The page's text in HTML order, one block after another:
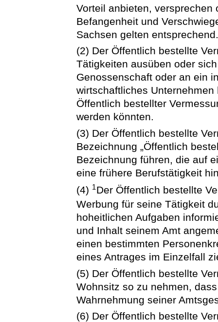
Vorteil anbieten,
Befangenheit und
Sachsen gelten
(2) Der Öffentlich bestellte
Tätigkeiten ausüben oder
Genossenschaft oder an ein
wirtschaftliches
Öffentlich bestellter
werden könnten.
(3) Der Öffentlich bestellte
Bezeichnung „Öffentlich
Bezeichnung führen, die auf
eine frühere Berufstätigkeit
(4) 1Der Öffentlich bestellte
Werbung für seine Tätigkeit
hoheitlichen Aufgaben
und Inhalt seinem Amt
einen bestimmten
eines Antrages im Einzelfall
(5) Der Öffentlich bestellte
Wohnsitz so zu nehmen,
Wahrnehmung seiner
(6) Der Öffentlich bestellte